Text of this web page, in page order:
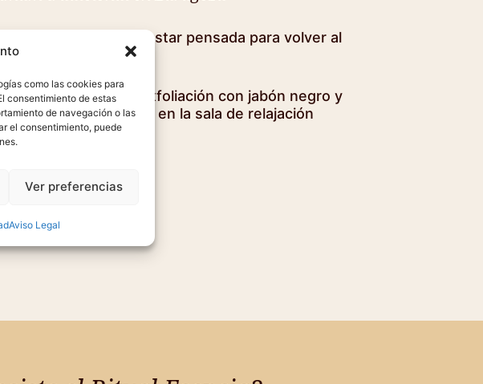
como las cookies para
consentimiento de estas
de navegación o las
el consentimiento, puede
Ver preferencias
Aviso Legal
experiencia de bienestar pensada para volver al
desconexión.
mediante la exfoliación con jabón negro y
y el descanso final en la sala de relajación
profundo.
ESENCIA